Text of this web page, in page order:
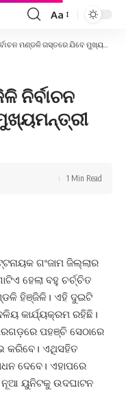
Font
Resizer
Aa
ଗସ୍ତରେ ଯିବେ ମୁଖ୍ୟମନ୍ତ୍ରୀ ନବୀନ ପଟ୍ଟନାୟକ
ନିର୍ବାଚନ
1 Min Read
ଗଂଜାମ ଜିଲ୍ଲାର
ହେଲା ବହୁ ଚର୍ଚ୍ଚିତ
ହିଞ୍ଜିଳି। ଏହି ଦୁଇଟି
କାର୍ଯ୍ୟକ୍ରମ ରହିଛି।
ପହଞ୍ଚି ସେଠାରେ
କରିବେ। ଏଥିସହିତ
ଦେବେ। ଏହାପରେ
ନୂଆ ୟୁନିଟକୁ ଉଦଘାଟନ